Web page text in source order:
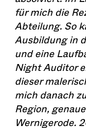
für mich die
Abteilung. So
Ausbildung in
und eine
Night Auditor
dieser
mich danach
Region,
Wernigerode.